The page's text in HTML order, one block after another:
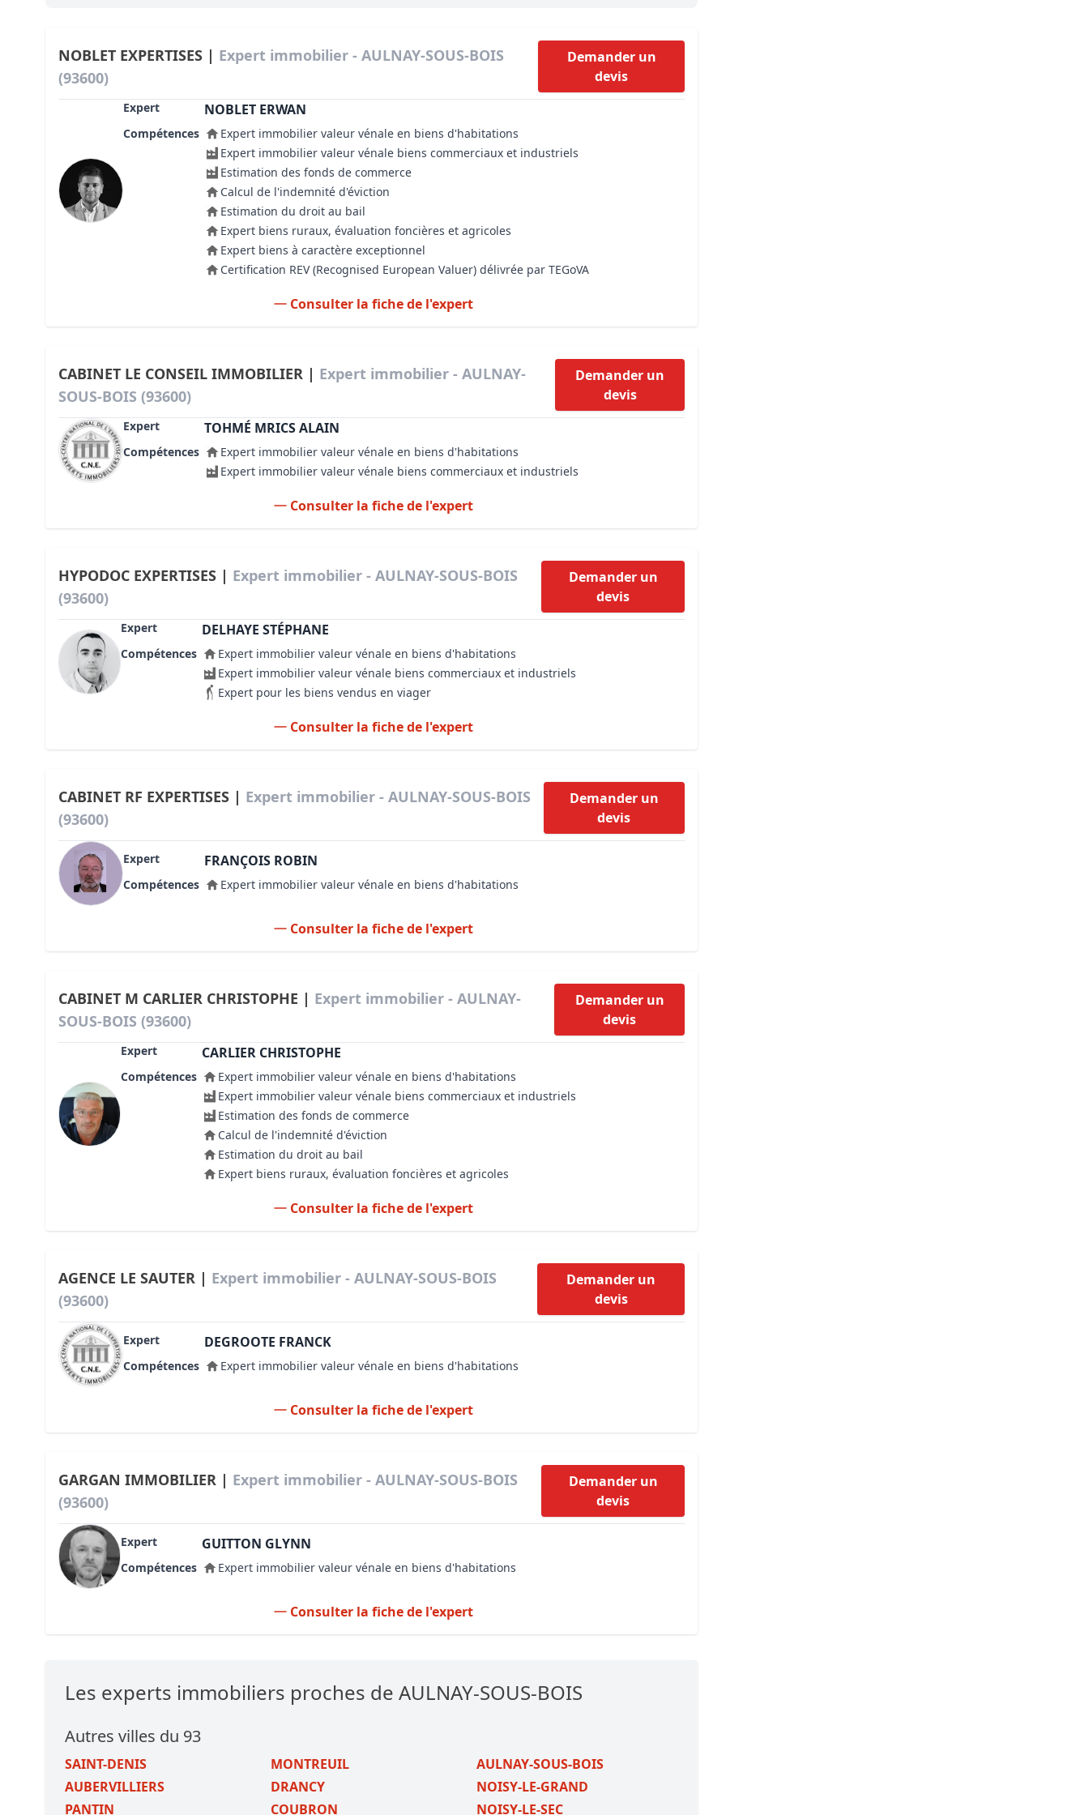
Règles d’urbanisme
Lecture et compréhension d’un Plan Local d’Urbanisme (PLU)
Droit de l'environnement et de l'immobilier
Estimer le droit au bail
Développer et organiser l'activité de Syndic
Biens d’exception, belles demeures, châteaux et traits de côte
IA Pioneer®
Expertise pré-achat
NOBLET EXPERTISES | Expert immobilier - AULNAY-SOUS-BOIS
(93600)
Demander un
devis
Expert NOBLET ERWAN
Compétences
Expert immobilier valeur vénale en biens d'habitations
Expert immobilier valeur vénale biens commerciaux et industriels
Estimation des fonds de commerce
Calcul de l'indemnité d'éviction
Estimation du droit au bail
Expert biens ruraux, évaluation foncières et agricoles
Expert biens à caractère exceptionnel
Certification REV (Recognised European Valuer) délivrée par TEGoVA
Consulter la fiche de l'expert
CABINET LE CONSEIL IMMOBILIER | Expert immobilier - AULNAY-
SOUS-BOIS (93600)
Demander un
devis
Expert TOHMÉ MRICS ALAIN
Compétences
Expert immobilier valeur vénale en biens d'habitations
Expert immobilier valeur vénale biens commerciaux et industriels
Consulter la fiche de l'expert
HYPODOC EXPERTISES | Expert immobilier - AULNAY-SOUS-BOIS
(93600)
Demander un
devis
Expert DELHAYE STÉPHANE
Compétences
Expert immobilier valeur vénale en biens d'habitations
Expert immobilier valeur vénale biens commerciaux et industriels
Expert pour les biens vendus en viager
Consulter la fiche de l'expert
CABINET RF EXPERTISES | Expert immobilier - AULNAY-SOUS-BOIS
(93600)
Demander un
devis
Expert FRANÇOIS ROBIN
Compétences Expert immobilier valeur vénale en biens d'habitations
Consulter la fiche de l'expert
CABINET M CARLIER CHRISTOPHE | Expert immobilier - AULNAY-
SOUS-BOIS (93600)
Demander un
devis
Expert CARLIER CHRISTOPHE
Compétences
Expert immobilier valeur vénale en biens d'habitations
Expert immobilier valeur vénale biens commerciaux et industriels
Estimation des fonds de commerce
Calcul de l'indemnité d'éviction
Estimation du droit au bail
Expert biens ruraux, évaluation foncières et agricoles
Consulter la fiche de l'expert
AGENCE LE SAUTER | Expert immobilier - AULNAY-SOUS-BOIS
(93600)
Demander un
devis
Expert DEGROOTE FRANCK
Compétences Expert immobilier valeur vénale en biens d'habitations
Consulter la fiche de l'expert
GARGAN IMMOBILIER | Expert immobilier - AULNAY-SOUS-BOIS
(93600)
Demander un
devis
Expert GUITTON GLYNN
Compétences Expert immobilier valeur vénale en biens d'habitations
Consulter la fiche de l'expert
Les experts immobiliers proches de AULNAY-SOUS-BOIS
Autres villes du 93
SAINT-DENIS MONTREUIL
AULNAY-SOUS-BOIS
AUBERVILLIERS
DRANCY
NOISY-LE-GRAND
PANTIN
COUBRON NOISY-LE-SEC